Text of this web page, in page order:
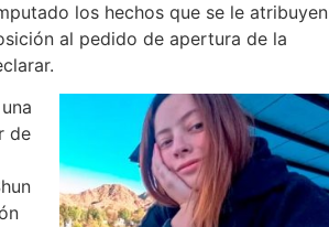
los hechos que se le atribuyen
al pedido de apertura de la
de